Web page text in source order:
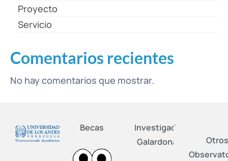
Proyecto
Servicio
Comentarios recientes
No hay comentarios que mostrar.
Becas
Investigadores
Galardonados
Otros